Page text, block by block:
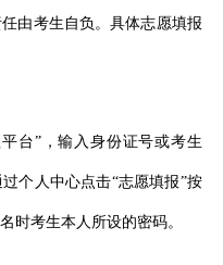
由考生自负。具体志愿填报
”，输入身份证号或考生
个人中心点击“志愿填报”按
时考生本人所设的密码。